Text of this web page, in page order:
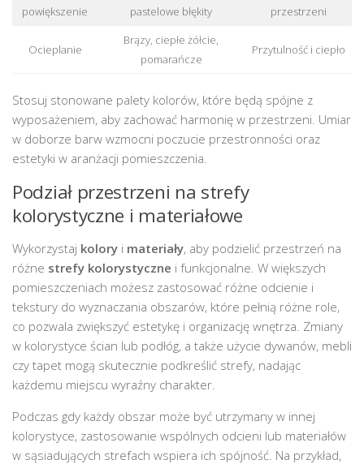
powiększenie
pastelowe błękity
przestrzeni
Ocieplanie
Brązy, ciepłe żółcie,
pomarańcze
Przytulność i ciepło
Stosuj stonowane palety kolorów, które będą spójne z
wyposażeniem, aby zachować harmonię w przestrzeni. Umiar
w doborze barw wzmocni poczucie przestronności oraz
estetyki w aranżacji pomieszczenia.
Podział przestrzeni na strefy
kolorystyczne i materiałowe
Wykorzystaj kolory i materiały, aby podzielić przestrzeń na
różne strefy kolorystyczne i funkcjonalne. W większych
pomieszczeniach możesz zastosować różne odcienie i
tekstury do wyznaczania obszarów, które pełnią różne role,
co pozwala zwiększyć estetykę i organizację wnętrza. Zmiany
w kolorystyce ścian lub podłóg, a także użycie dywanów, mebli
czy tapet mogą skutecznie podkreślić strefy, nadając
każdemu miejscu wyraźny charakter.
Podczas gdy każdy obszar może być utrzymany w innej
kolorystyce, zastosowanie wspólnych odcieni lub materiałów
w sąsiadujących strefach wspiera ich spójność. Na przykład,